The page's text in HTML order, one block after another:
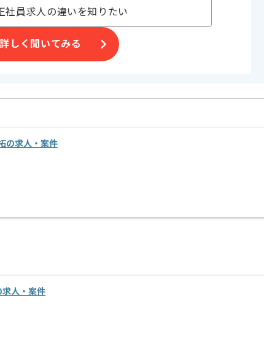
お勧めです。
社員求人の違いを知りたい
詳しく聞いてみる
の求人・案件
求人・案件